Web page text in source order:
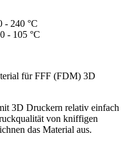
- 240 °C
- 105 °C
für FFF (FDM) 3D
3D Druckern relativ einfach
von kniffigen
das Material aus.